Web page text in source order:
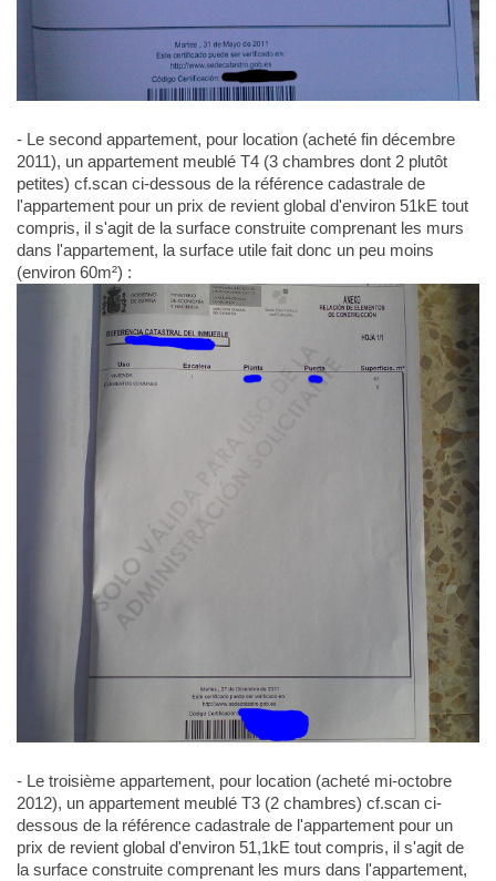
- Le second appartement, pour location (acheté fin décembre
2011), un appartement meublé T4 (3 chambres dont 2 plutôt
petites) cf.scan ci-dessous de la référence cadastrale de
l'appartement pour un prix de revient global d'environ 51kE tout
compris, il s'agit de la surface construite comprenant les murs
dans l'appartement, la surface utile fait donc un peu moins
(environ 60m²) :
- Le troisième appartement, pour location (acheté mi-octobre
2012), un appartement meublé T3 (2 chambres) cf.scan ci-
dessous de la référence cadastrale de l'appartement pour un
prix de revient global d'environ 51,1kE tout compris, il s'agit de
la surface construite comprenant les murs dans l'appartement,